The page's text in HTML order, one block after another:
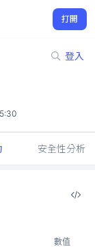
打開
登入
安全性分析